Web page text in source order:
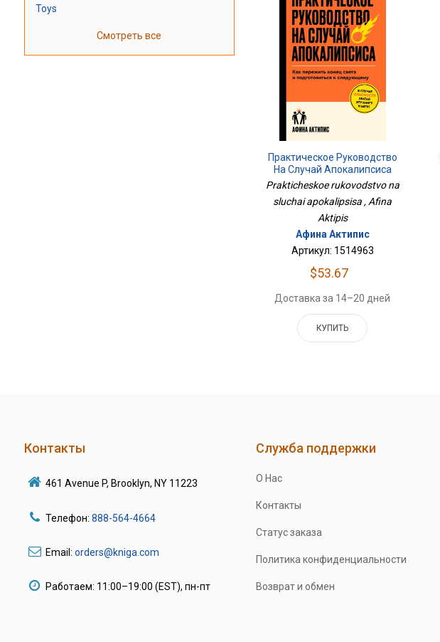
Toys
Смотреть все
Практическое Руководство
На Случай Апокалипсиса
Prakticheskoe rukovodstvo na
sluchai apokalipsisa , Afina
Aktipis
Афина Актипис
Артикул: 1514963
$53.67
Доставка за 14–20 дней
КУПИТЬ
Контакты
461 Avenue P, Brooklyn, NY 11223
Телефон: 888-564-4664
Email: orders@kniga.com
Работаем: 11:00–19:00 (EST), пн-пт
Служба поддержки
О Нас
Контакты
Статус заказа
Политика конфиденциальности
Возврат и обмен